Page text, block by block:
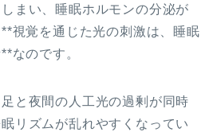
まい、睡眠ホルモンの分泌が
視覚を通じた光の刺激は、睡眠
なのです。
と夜間の人工光の過剰が同時
リズムが乱れやすくなってい